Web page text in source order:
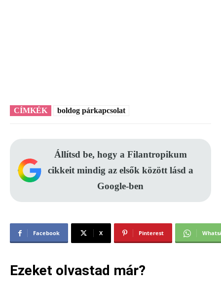
CÍMKÉK boldog párkapcsolat
Állítsd be, hogy a Filantropikum
cikkeit mindig az elsők között lásd a
Google-ben
Facebook X Pinterest
Ezeket olvastad már?